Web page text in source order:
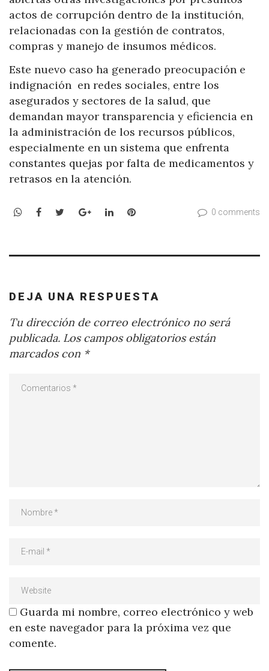
actos de corrupción dentro de la institución,
relacionadas con la gestión de contratos,
compras y manejo de insumos médicos.
Este nuevo caso ha generado preocupación e
indignación en redes sociales, entre los
asegurados y sectores de la salud, que
demandan mayor transparencia y eficiencia en
la administración de los recursos públicos,
especialmente en un sistema que enfrenta
constantes quejas por falta de medicamentos y
retrasos en la atención.
WhatsApp
Facebook
TwitterGoogle+LinkedInPinterest 0 comments
DEJA UNA RESPUESTA
Tu dirección de correo electrónico no será
publicada. Los campos obligatorios están
marcados con *
Guarda mi nombre, correo electrónico y web
en este navegador para la próxima vez que
comente.